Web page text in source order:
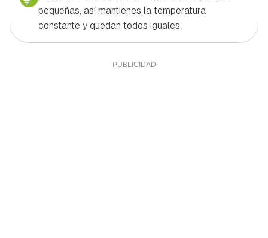
pequeñas, así mantienes la temperatura
constante y quedan todos iguales.